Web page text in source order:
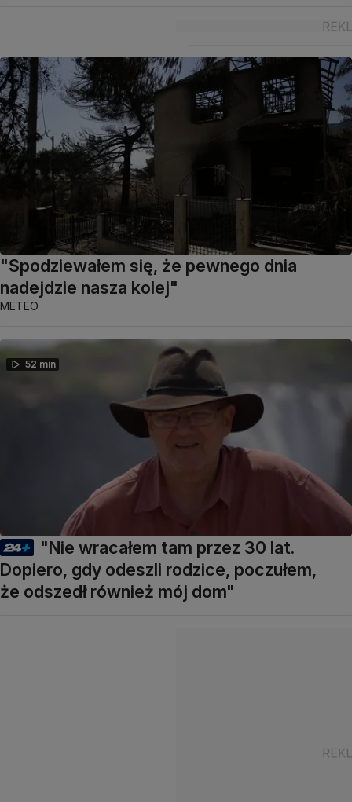
"Spodziewałem się, że pewnego dnia
nadejdzie nasza kolej"
METEO
52 min
"Nie wracałem tam przez 30 lat.
Dopiero, gdy odeszli rodzice, poczułem,
że odszedł również mój dom"